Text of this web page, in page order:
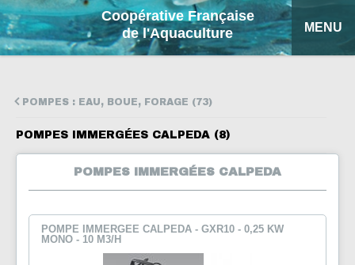
Coopérative Française
de l'Aquaculture
MENU
FICHES EXPLICATIVES
COFA
MON DEVIS
POMPES : EAU, BOUE, FORAGE (73)
POMPES IMMERGÉES CALPEDA (8)
POMPES IMMERGÉES CALPEDA
POMPE IMMERGEE CALPEDA - GXR10 - 0,25 KW
MONO - 10 M3/H